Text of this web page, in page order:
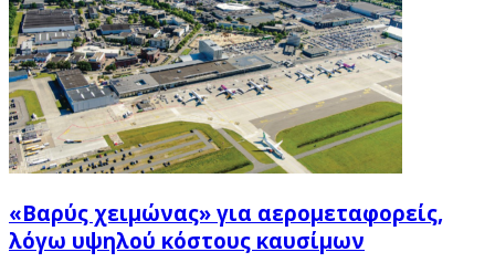
«Βαρύς χειμώνας» για αερομεταφορείς,
λόγω υψηλού κόστους καυσίμων